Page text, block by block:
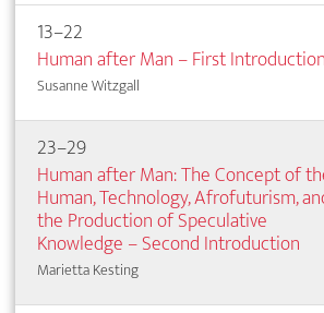
13–22
Human after Man – First Introduction
Susanne Witzgall
23–29
Human after Man: The Concept of
Human, Technology, Afrofuturism,
the Production of Speculative
Knowledge – Second Introduction
Marietta Kesting